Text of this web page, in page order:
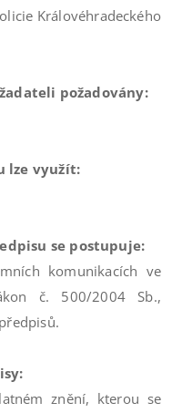
Královéhradeckého
požadovány:
lze využít:
se postupuje:
komunikacích ve
č. 500/2004 Sb.,
znění, kterou se